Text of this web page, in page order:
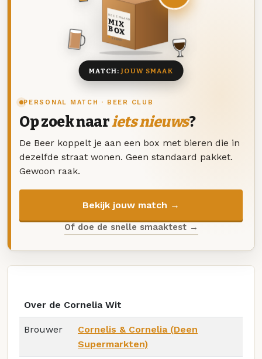
PERSONAL MATCH · BEER CLUB
Op zoek naariets nieuws?
De Beer koppelt je aan een box met bieren die in
dezelfde straat wonen. Geen standaard pakket.
Gewoon raak.
Bekijk jouw match →
Of doe de snelle smaaktest →
DEZE MAAND
MIX
BOX
8 BIEREN
MATCH:JOUW SMAAK
Over de Cornelia Wit
Brouwer
Cornelis & Cornelia (Deen
Supermarkten)